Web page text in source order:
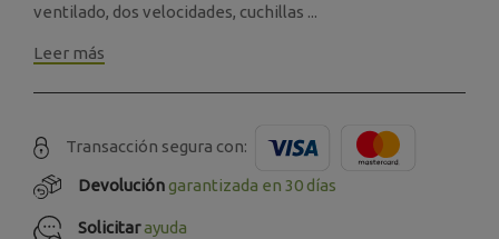
ventilado, dos velocidades, cuchillas ...
Leer más
Transacción segura con:
Devolucióngarantizada en 30 días
Solicitarayuda